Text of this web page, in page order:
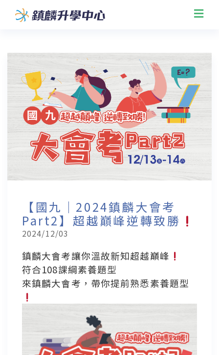
【國九｜2024鎮麟大會考
Part2】超越巔峰逆轉致勝
2024/12/03
鎮麟大會考讓你溫故新知超越巔峰
符合108課綱素養題型
來鎮麟大會考，帶你提前熟悉素養題型